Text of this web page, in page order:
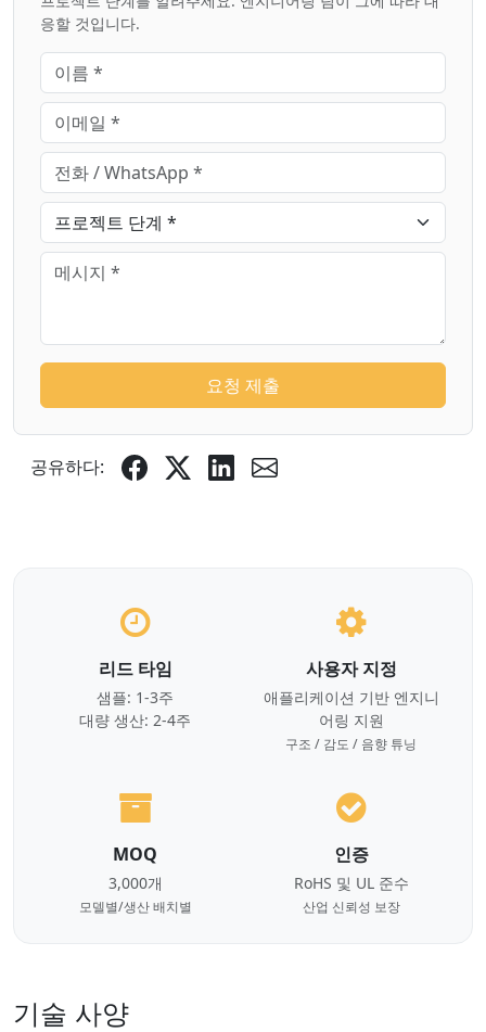
응할 것입니다.
요청 제출
공유하다:
리드 타임
샘플: 1-3주
대량 생산: 2-4주
사용자 지정
애플리케이션 기반 엔지니
어링 지원
구조 / 감도 / 음향 튜닝
MOQ
3,000개
모델별/생산 배치별
인증
RoHS 및 UL 준수
산업 신뢰성 보장
기술 사양